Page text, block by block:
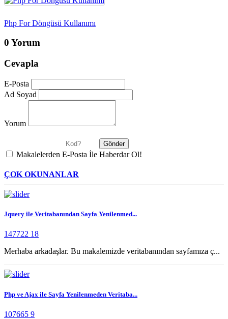
Php For Döngüsü Kullanımı
0 Yorum
Cevapla
E-Posta
Ad Soyad
Yorum
Makalelerden E-Posta İle Haberdar Ol!
ÇOK OKUNANLAR
Jquery ile Veritabanından Sayfa Yenilenmed...
147722 18
Merhaba arkadaşlar. Bu makalemizde veritabanından sayfamıza ç...
Php ve Ajax ile Sayfa Yenilenmeden Veritaba...
107665 9